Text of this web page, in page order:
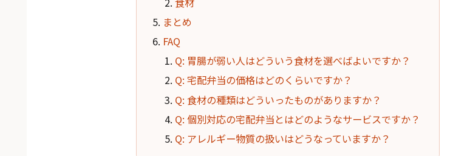
まとめ
FAQ
Q: 胃腸が弱い人はどういう食材を選べばよいですか？
Q: 宅配弁当の価格はどのくらいですか？
Q: 食材の種類はどういったものがありますか？
Q: 個別対応の宅配弁当とはどのようなサービスですか？
Q: アレルギー物質の扱いはどうなっていますか？